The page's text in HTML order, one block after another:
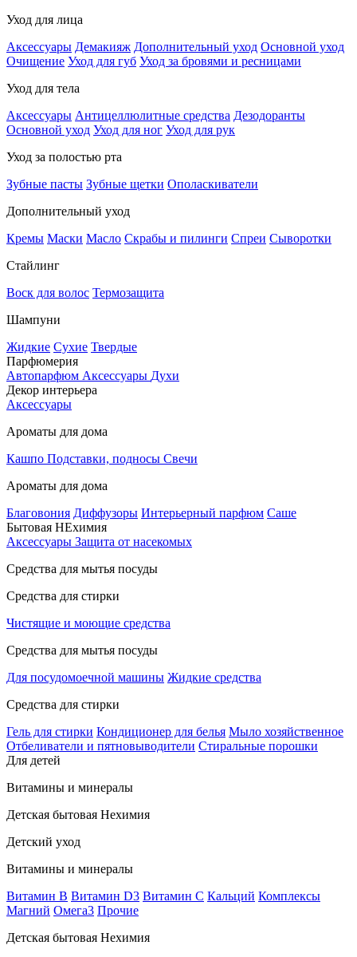
Уход для лица
Аксессуары Демакияж Дополнительный уход Основной уход
Очищение Уход для губ Уход за бровями и ресницами
Уход для тела
Аксессуары Антицеллюлитные средства Дезодоранты
Основной уход Уход для ног Уход для рук
Уход за полостью рта
Зубные пасты Зубные щетки Ополаскиватели
Дополнительный уход
Кремы Маски Масло Скрабы и пилинги Спреи Сыворотки
Стайлинг
Воск для волос Термозащита
Шампуни
Жидкие Сухие Твердые
Парфюмерия
Автопарфюм Аксессуары Духи
Декор интерьера
Аксессуары
Ароматы для дома
Кашпо Подставки, подносы Свечи
Ароматы для дома
Благовония Диффузоры Интерьерный парфюм Саше
Бытовая НЕхимия
Аксессуары Защита от насекомых
Средства для мытья посуды
Средства для стирки
Чистящие и моющие средства
Средства для мытья посуды
Для посудомоечной машины Жидкие средства
Средства для стирки
Гель для стирки Кондиционер для белья Мыло хозяйственное
Отбеливатели и пятновыводители Стиральные порошки
Для детей
Витамины и минералы
Детская бытовая Нехимия
Детский уход
Витамины и минералы
Витамин В Витамин D3 Витамин С Кальций Комплексы
Магний Омега3 Прочие
Детская бытовая Нехимия